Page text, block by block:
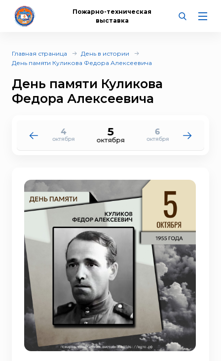
Пожарно-техническая
выставка
Главная страница
День в истории
День памяти Куликова Федора Алексеевича
День памяти Куликова
Федора Алексеевича
4
октября
5
октября
6
октября